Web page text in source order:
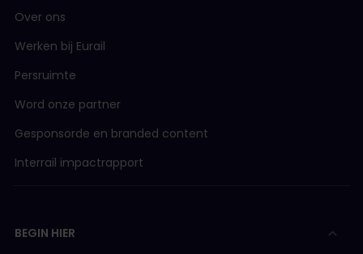
Over ons
Werken bij Eurail
Persruimte
Word onze partner
Gesponsorde en branded content
Interrail impactrapport
BEGIN HIER